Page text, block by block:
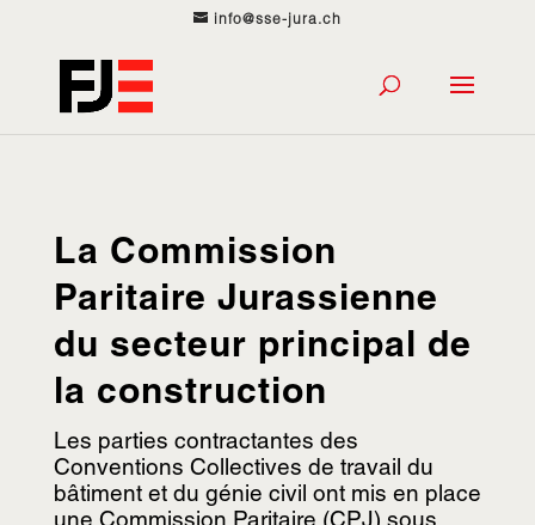
info@sse-jura.ch
La Commission
Paritaire Jurassienne
du secteur principal de
la construction
Les parties contractantes des
Conventions Collectives de travail du
bâtiment et du génie civil ont mis en place